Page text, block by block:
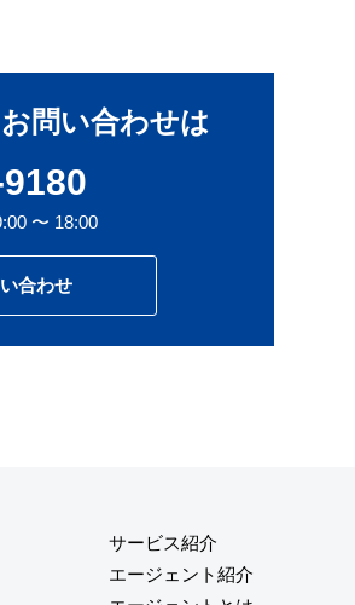
問い合わせは
〜 18:00
合わせ
サービス紹介
エージェント紹介